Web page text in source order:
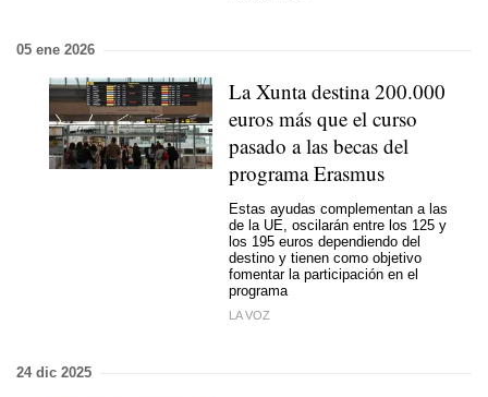
05 ene 2026
La Xunta destina 200.000
euros más que el curso
pasado a las becas del
programa Erasmus
Estas ayudas complementan a las
de la UE, oscilarán entre los 125 y
los 195 euros dependiendo del
destino y tienen como objetivo
fomentar la participación en el
programa
LA VOZ
24 dic 2025